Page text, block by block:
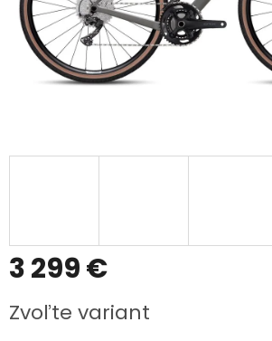
3 299 €
cena:
Zvoľte variant